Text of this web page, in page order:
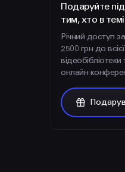
Подаруйте
тим, хто в темі
Річний доступ за
2500 грн до всієї
відеобібліотеки
онлайн